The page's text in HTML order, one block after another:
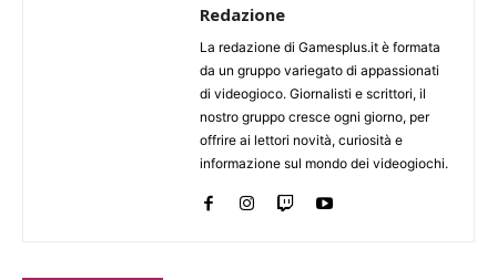
Redazione
La redazione di Gamesplus.it è formata
da un gruppo variegato di appassionati
di videogioco. Giornalisti e scrittori, il
nostro gruppo cresce ogni giorno, per
offrire ai lettori novità, curiosità e
informazione sul mondo dei videogiochi.